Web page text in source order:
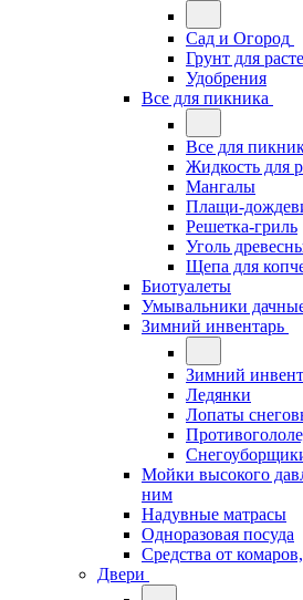
Сад и Огород
Грунт для
Удобрения
Все для пикника
Все для
Жидкость для
Мангалы
Плащи-
Решетка-гриль
Уголь
Щепа для
Биотуалеты
Умывальники
Зимний инвентарь
Зимний
Ледянки
Лопаты
Мойки высокого
ним
Надувные матрасы
Одноразовая посуда
Средства от
Двери